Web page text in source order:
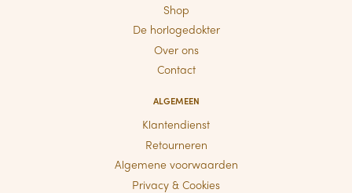
Shop
De horlogedokter
Over ons
Contact
ALGEMEEN
Klantendienst
Retourneren
Algemene voorwaarden
Privacy & Cookies